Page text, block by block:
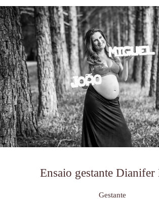
Ensaio gestante Dianifer
Gestante